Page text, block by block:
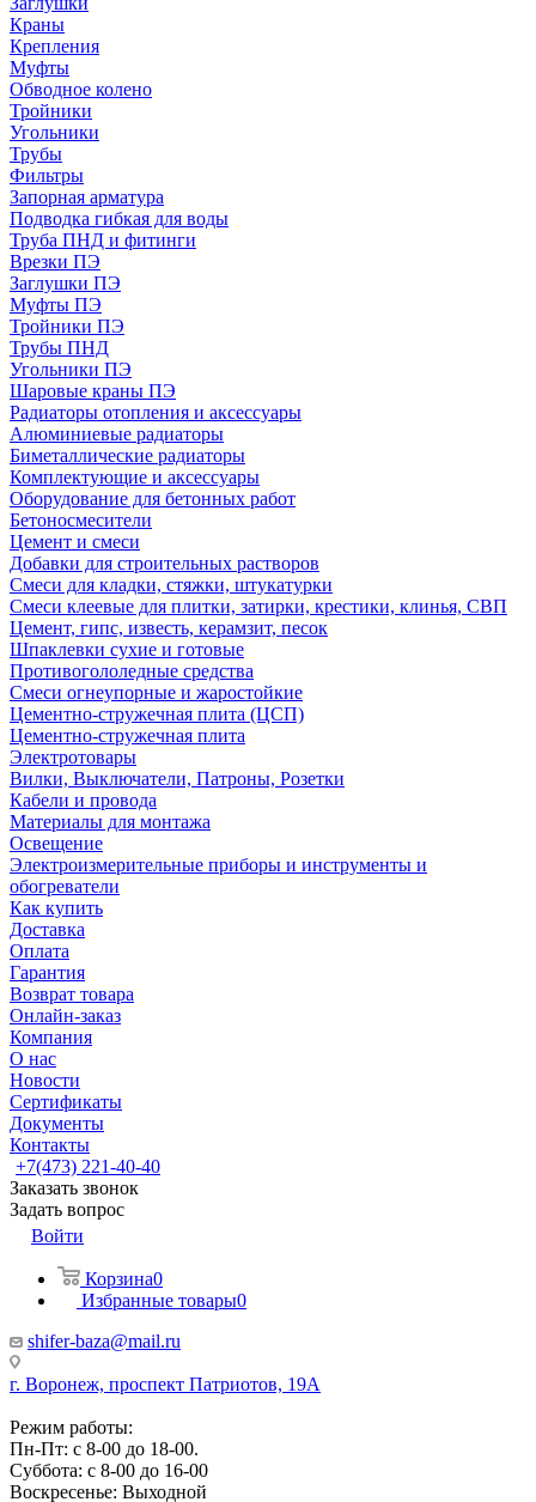
Краны
Крепления
Муфты
Обводное колено
Тройники
Угольники
Трубы
Фильтры
Запорная арматура
Подводка гибкая для воды
Труба ПНД и фитинги
Врезки ПЭ
Заглушки ПЭ
Муфты ПЭ
Тройники ПЭ
Трубы ПНД
Угольники ПЭ
Шаровые краны ПЭ
Радиаторы отопления и аксессуары
Алюминиевые радиаторы
Биметаллические радиаторы
Комплектующие и аксессуары
Оборудование для бетонных работ
Бетоносмесители
Цемент и смеси
Добавки для строительных растворов
Смеси для кладки, стяжки, штукатурки
Смеси клеевые для плитки, затирки, крестики, клинья, СВП
Цемент, гипс, известь, керамзит, песок
Шпаклевки сухие и готовые
Противогололедные средства
Смеси огнеупорные и жаростойкие
Цементно-стружечная плита (ЦСП)
Цементно-стружечная плита
Электротовары
Вилки, Выключатели, Патроны, Розетки
Кабели и провода
Материалы для монтажа
Освещение
Электроизмерительные приборы и инструменты и
обогреватели
Как купить
Доставка
Оплата
Гарантия
Возврат товара
Онлайн-заказ
Компания
О нас
Новости
Сертификаты
Документы
Контакты
+7(473) 221-40-40
Заказать звонок
Задать вопрос
Войти
Корзина0
Избранные товары0
shifer-baza@mail.ru
г. Воронеж, проспект Патриотов, 19А
Режим работы:
Пн-Пт: с 8-00 до 18-00.
Суббота: с 8-00 до 16-00
Воскресенье: Выходной